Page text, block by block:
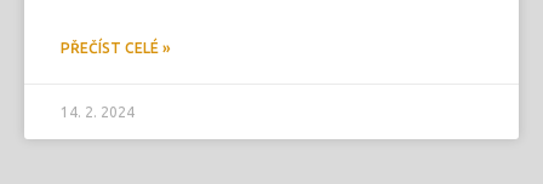
PŘEČÍST CELÉ »
14. 2. 2024